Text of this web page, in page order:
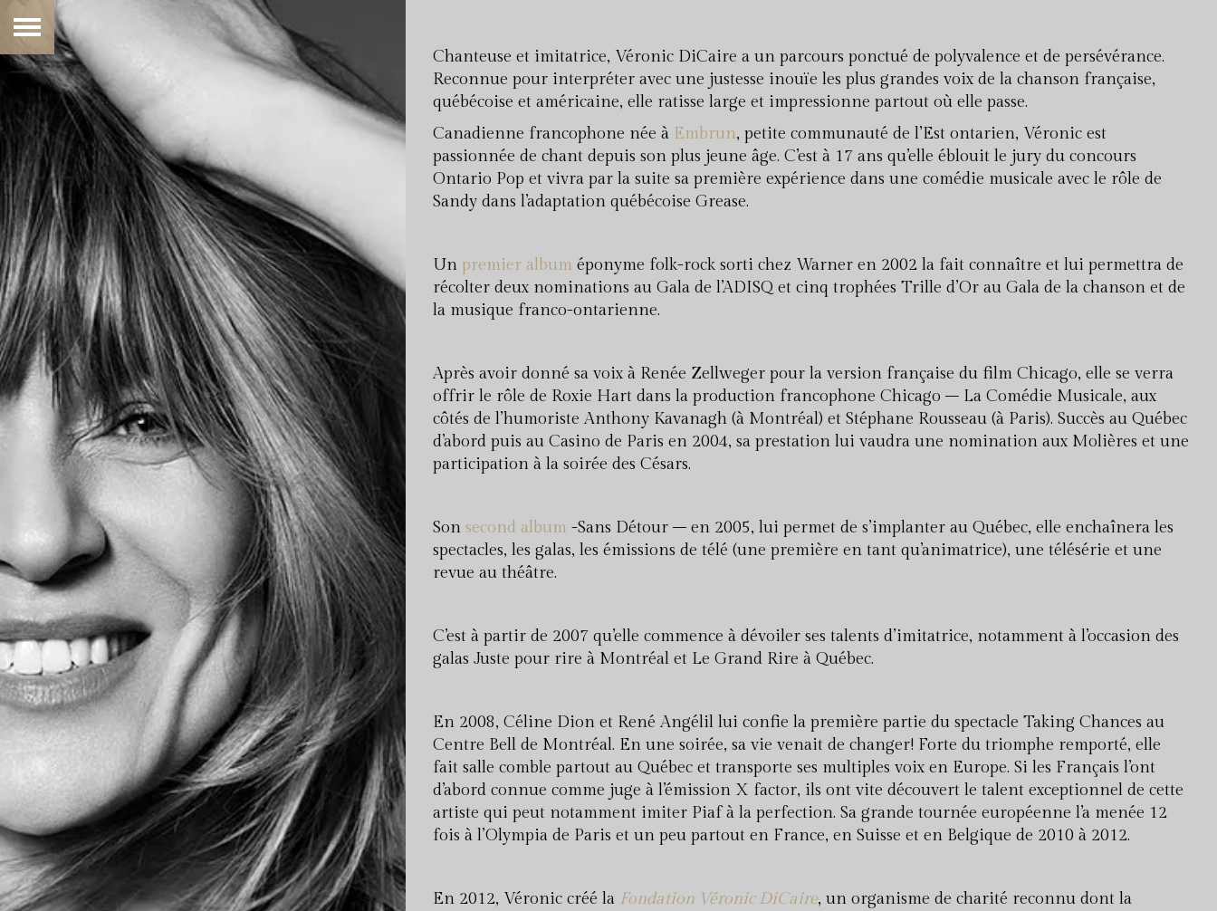
Chanteuse et imitatrice, Véronic DiCaire a un parcours ponctué de polyvalence et de persévérance.
Reconnue pour interpréter avec une justesse inouïe les plus grandes voix de la chanson française,
québécoise et américaine, elle ratisse large et impressionne partout où elle passe.
Canadienne francophone née à Embrun, petite communauté de l’Est ontarien, Véronic est
passionnée de chant depuis son plus jeune âge. C’est à 17 ans qu’elle éblouit le jury du concours
Ontario Pop et vivra par la suite sa première expérience dans une comédie musicale avec le rôle de
Sandy dans l’adaptation québécoise Grease.
Un premier album éponyme folk-rock sorti chez Warner en 2002 la fait connaître et lui permettra de
récolter deux nominations au Gala de l’ADISQ et cinq trophées Trille d’Or au Gala de la chanson et de
la musique franco-ontarienne.
Après avoir donné sa voix à Renée Zellweger pour la version française du film Chicago, elle se verra
offrir le rôle de Roxie Hart dans la production francophone Chicago – La Comédie Musicale, aux
côtés de l’humoriste Anthony Kavanagh (à Montréal) et Stéphane Rousseau (à Paris). Succès au Québec
d’abord puis au Casino de Paris en 2004, sa prestation lui vaudra une nomination aux Molières et une
participation à la soirée des Césars.
Son second album -Sans Détour – en 2005, lui permet de s’implanter au Québec, elle enchaînera les
spectacles, les galas, les émissions de télé (une première en tant qu’animatrice), une télésérie et une
revue au théâtre.
C’est à partir de 2007 qu’elle commence à dévoiler ses talents d’imitatrice, notamment à l’occasion des
galas Juste pour rire à Montréal et Le Grand Rire à Québec.
En 2008, Céline Dion et René Angélil lui confie la première partie du spectacle Taking Chances au
Centre Bell de Montréal. En une soirée, sa vie venait de changer! Forte du triomphe remporté, elle
fait salle comble partout au Québec et transporte ses multiples voix en Europe. Si les Français l’ont
d’abord connue comme juge à l’émission X factor, ils ont vite découvert le talent exceptionnel de cette
artiste qui peut notamment imiter Piaf à la perfection. Sa grande tournée européenne l’a menée 12
fois à l’Olympia de Paris et un peu partout en France, en Suisse et en Belgique de 2010 à 2012.
En 2012, Véronic créé la Fondation Véronic DiCaire, un organisme de charité reconnu dont la